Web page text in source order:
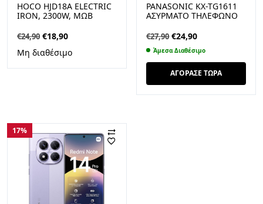
HOCO HJD18A ELECTRIC
IRON, 2300W, ΜΩΒ
€24,90 Original
price
€18,90Η
Μη διαθέσιμο
PANASONIC KX-TG1611
ΑΣΎΡΜΑΤΟ ΤΗΛΈΦΩΝΟ
ΛΕΥΚΌ-ΜΏΒ
€27,90Original
price
was:
€27,90.
€24,90Η
τρέχουσα
τιμή
είναι:
€24,90.
Άμεσα Διαθέσιμο
ΑΓΟΡΑΣΕ ΤΩΡΑ
17%